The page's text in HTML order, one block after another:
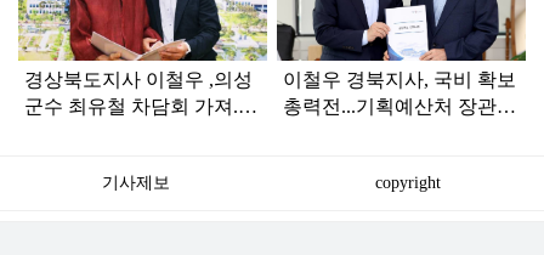
경상북도지사 이철우 ,의성
군수 최유철 차담회 가져..
이철우 경북지사, 국비 확보
총력전...기획예산처 장관과
기사제보 copyright